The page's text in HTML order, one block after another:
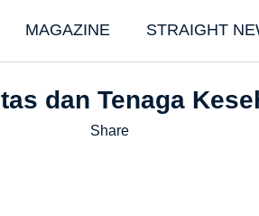
MAGAZINE STRAIGHT
dan Tenaga
Share